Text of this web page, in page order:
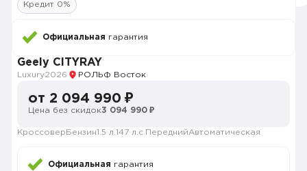
Кредит 0%
Официальная гарантия
Geely CITYRAY
Luxury2026 РОЛЬФ Восток
от 2 094 990 ₽
Цена без скидок3 094 990 ₽
Кроссовер Бензин1.5 л. 147 л.с. ПереднийАвтоматическая
Официальная гарантия